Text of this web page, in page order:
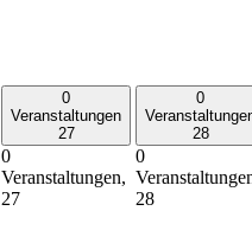
0
Veranstaltungen
27
0
Veranstaltungen,
27
0
28
0
28